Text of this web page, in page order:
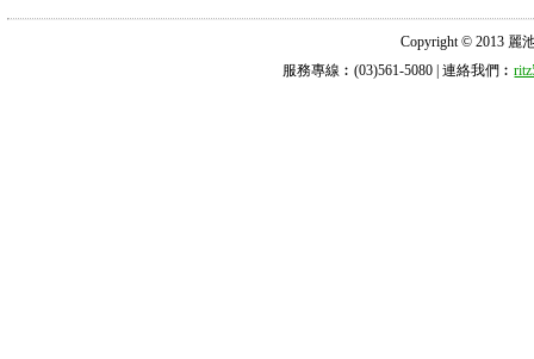
Copyright © 2013 麗
服務專線︰(03)561-5080 | 連絡我們︰